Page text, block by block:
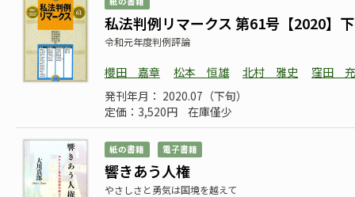
私法判例リマークス 第61号【2020】下
令和元年度判例評論
櫻田 嘉章 松本 恒雄 北村 雅史
窪田
発刊年月： 2020.07（下旬）
定価：3,520円
在庫僅少
紙の書籍 電子書籍
響きあう人権
やさしさと勇気は国境を越えて